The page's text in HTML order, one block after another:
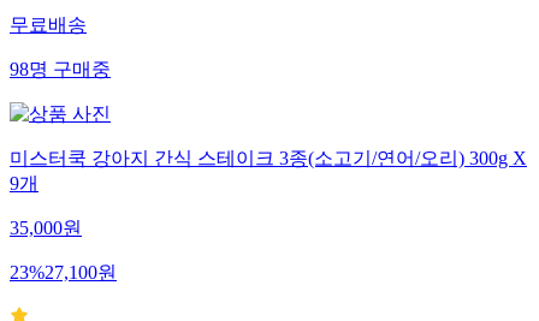
무료배송
98명구매중
미스터쿡 강아지 간식 스테이크 3종(소고기/연어/오리) 300g X
9개
35,000원
23%27,100원